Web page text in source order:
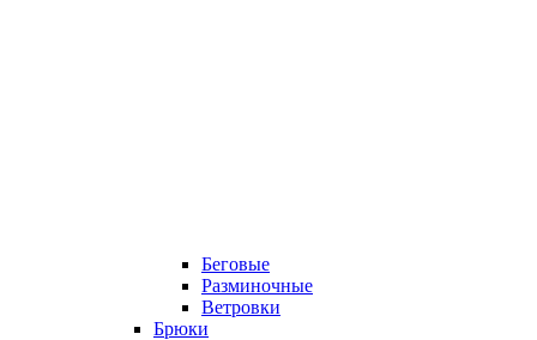
Беговые
Разминочные
Ветровки
Брюки